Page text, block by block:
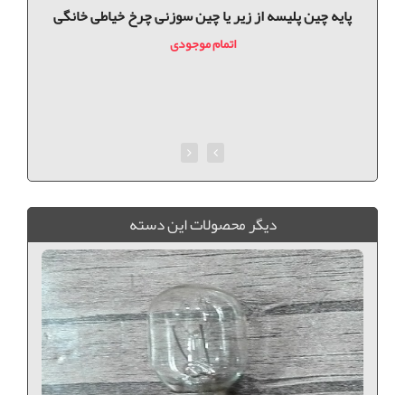
پايه چين پليسه از زير یا چین سوزنی چرخ خیاطی خانگی
اتمام موجودی
ديگر محصولات اين دسته